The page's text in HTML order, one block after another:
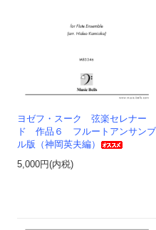
ヨゼフ・スーク 弦楽セレナー
ド 作品６ フルートアンサンブ
ル版（神岡英夫編）
5,000円(内税)